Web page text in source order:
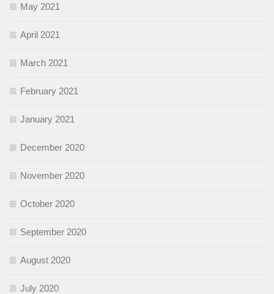
May 2021
April 2021
March 2021
February 2021
January 2021
December 2020
November 2020
October 2020
September 2020
August 2020
July 2020